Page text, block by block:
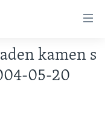
kamen s
05-20